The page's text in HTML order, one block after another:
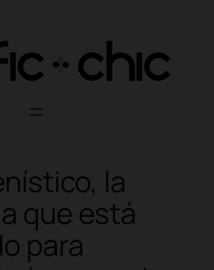
la
que está
para